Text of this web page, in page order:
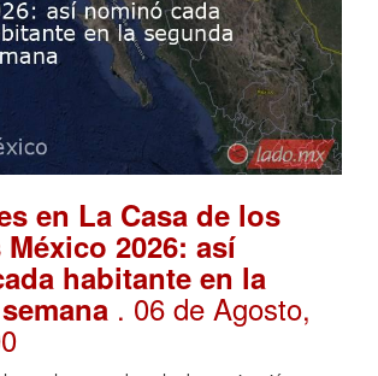
en La Casa de los
2026: así
habitante en la
. 06 de Agosto,